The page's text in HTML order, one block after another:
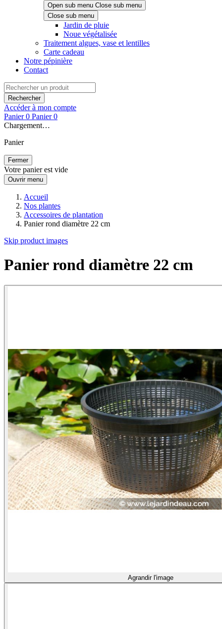
Open sub menu Close sub menu
Close sub menu
Jardin de pluie
Noue végétalisée
Traitement algues, vase et lentilles
Carte cadeau
Notre pépinière
Contact
Rechercher
Accéder à mon compte
Panier 0 Panier 0
Chargement…
Panier
Fermer
Votre panier est vide
Ouvrir menu
Accueil
Nos plantes
Accessoires de plantation
Panier rond diamètre 22 cm
Skip product images
Panier rond diamètre 22 cm
Agrandir l'image